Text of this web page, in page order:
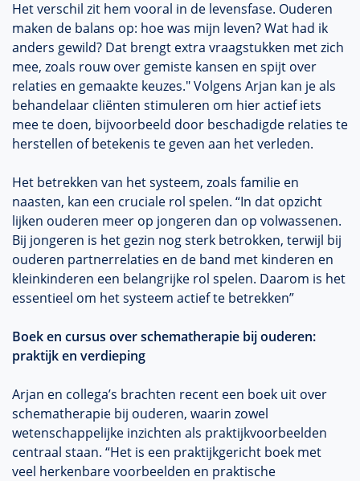
Het verschil zit hem vooral in de levensfase. Ouderen
maken de balans op: hoe was mijn leven? Wat had ik
anders gewild? Dat brengt extra vraagstukken met zich
mee, zoals rouw over gemiste kansen en spijt over
relaties en gemaakte keuzes." Volgens Arjan kan je als
behandelaar cliënten stimuleren om hier actief iets
mee te doen, bijvoorbeeld door beschadigde relaties te
herstellen of betekenis te geven aan het verleden.
Het betrekken van het systeem, zoals familie en
naasten, kan een cruciale rol spelen. “In dat opzicht
lijken ouderen meer op jongeren dan op volwassenen.
Bij jongeren is het gezin nog sterk betrokken, terwijl bij
ouderen partnerrelaties en de band met kinderen en
kleinkinderen een belangrijke rol spelen. Daarom is het
essentieel om het systeem actief te betrekken”
Boek en cursus over schematherapie bij ouderen:
praktijk en verdieping
Arjan en collega’s brachten recent een boek uit over
schematherapie bij ouderen, waarin zowel
wetenschappelijke inzichten als praktijkvoorbeelden
centraal staan. “Het is een praktijkgericht boek met
veel herkenbare voorbeelden en praktische